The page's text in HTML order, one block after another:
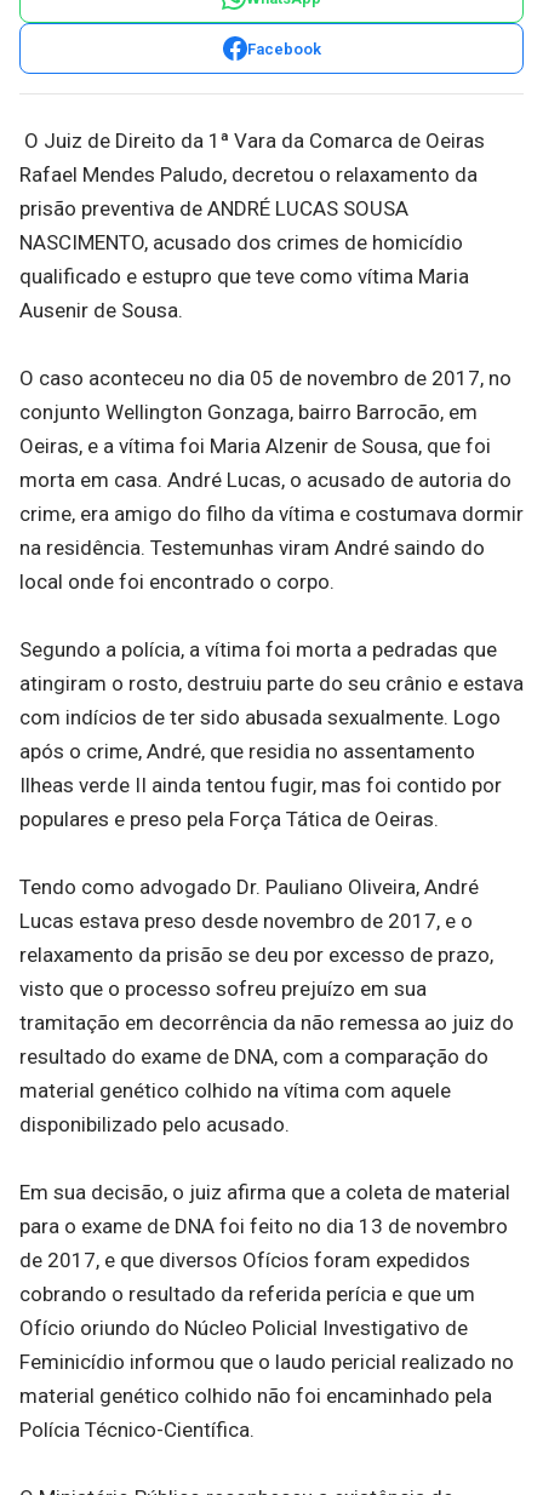
Facebook
O Juiz de Direito da 1ª Vara da Comarca de Oeiras
Rafael Mendes Paludo, decretou o relaxamento da
prisão preventiva de ANDRÉ LUCAS SOUSA
NASCIMENTO, acusado dos crimes de homicídio
qualificado e estupro que teve como vítima Maria
Ausenir de Sousa.
O caso aconteceu no dia 05 de novembro de 2017, no
conjunto Wellington Gonzaga, bairro Barrocão, em
Oeiras, e a vítima foi Maria Alzenir de Sousa, que foi
morta em casa. André Lucas, o acusado de autoria do
crime, era amigo do filho da vítima e costumava dormir
na residência. Testemunhas viram André saindo do
local onde foi encontrado o corpo.
Segundo a polícia, a vítima foi morta a pedradas que
atingiram o rosto, destruiu parte do seu crânio e estava
com indícios de ter sido abusada sexualmente. Logo
após o crime, André, que residia no assentamento
Ilheas verde II ainda tentou fugir, mas foi contido por
populares e preso pela Força Tática de Oeiras.
Tendo como advogado Dr. Pauliano Oliveira, André
Lucas estava preso desde novembro de 2017, e o
relaxamento da prisão se deu por excesso de prazo,
visto que o processo sofreu prejuízo em sua
tramitação em decorrência da não remessa ao juiz do
resultado do exame de DNA, com a comparação do
material genético colhido na vítima com aquele
disponibilizado pelo acusado.
Em sua decisão, o juiz afirma que a coleta de material
para o exame de DNA foi feito no dia 13 de novembro
de 2017, e que diversos Ofícios foram expedidos
cobrando o resultado da referida perícia e que um
Ofício oriundo do Núcleo Policial Investigativo de
Feminicídio informou que o laudo pericial realizado no
material genético colhido não foi encaminhado pela
Polícia Técnico-Científica.